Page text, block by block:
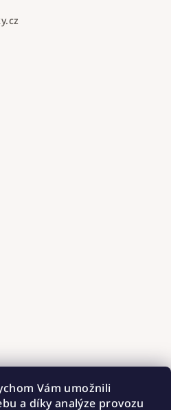
Vám umožnili
a díky analýze provozu